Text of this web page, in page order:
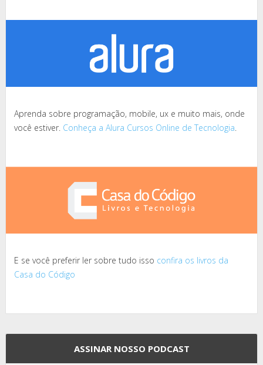
Aprenda sobre programação, mobile, ux e muito mais, onde
você estiver. Conheça a Alura Cursos Online de Tecnologia.
E se você preferir ler sobre tudo isso confira os livros da
Casa do Código
ASSINAR NOSSO PODCAST